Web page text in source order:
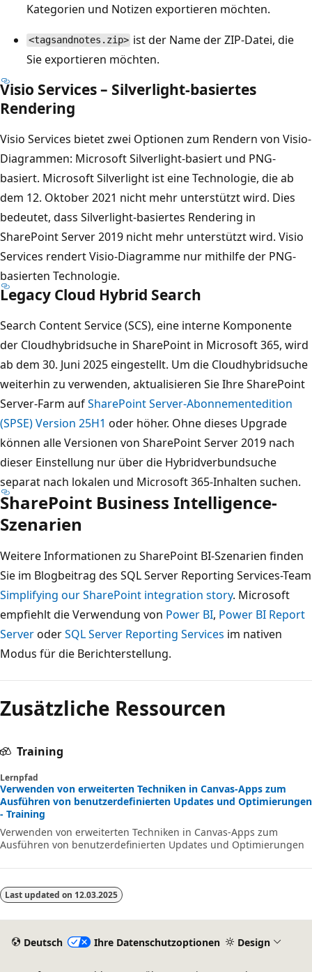
Kategorien und Notizen exportieren möchten.
<tagsandnotes.zip> ist der Name der ZIP-Datei, die
Sie exportieren möchten.
Visio Services – Silverlight-basiertes
Rendering
Visio Services bietet zwei Optionen zum Rendern von Visio-
Diagrammen: Microsoft Silverlight-basiert und PNG-
basiert. Microsoft Silverlight ist eine Technologie, die ab
dem 12. Oktober 2021 nicht mehr unterstützt wird. Dies
bedeutet, dass Silverlight-basiertes Rendering in
SharePoint Server 2019 nicht mehr unterstützt wird. Visio
Services rendert Visio-Diagramme nur mithilfe der PNG-
basierten Technologie.
Legacy Cloud Hybrid Search
Search Content Service (SCS), eine interne Komponente
der Cloudhybridsuche in SharePoint in Microsoft 365, wird
ab dem 30. Juni 2025 eingestellt. Um die Cloudhybridsuche
weiterhin zu verwenden, aktualisieren Sie Ihre SharePoint
Server-Farm aufSharePoint Server-Abonnementedition
(SPSE) Version 25H1 oder höher. Ohne dieses Upgrade
können alle Versionen von SharePoint Server 2019 nach
dieser Einstellung nur über die Hybridverbundsuche
separat nach lokalen und Microsoft 365-Inhalten suchen.
SharePoint Business Intelligence-
Szenarien
Weitere Informationen zu SharePoint BI-Szenarien finden
Sie im Blogbeitrag des SQL Server Reporting Services-Team
Simplifying our SharePoint integration story. Microsoft
empfiehlt die Verwendung von Power BI, Power BI Report
ServeroderSQL Server Reporting Services im nativen
Modus für die Berichterstellung.
Zusätzliche Ressourcen
Training
Lernpfad
Verwenden von erweiterten Techniken in Canvas-Apps zum
Ausführen von benutzerdefinierten Updates und Optimierungen
- Training
Verwenden von erweiterten Techniken in Canvas-Apps zum
Ausführen von benutzerdefinierten Updates und Optimierungen
Last updated on 12.03.2025
Deutsch Ihre Datenschutzoptionen Design